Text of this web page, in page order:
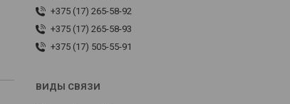
+375 (17) 265-58-92
+375 (17) 265-58-93
+375 (17) 505-55-91